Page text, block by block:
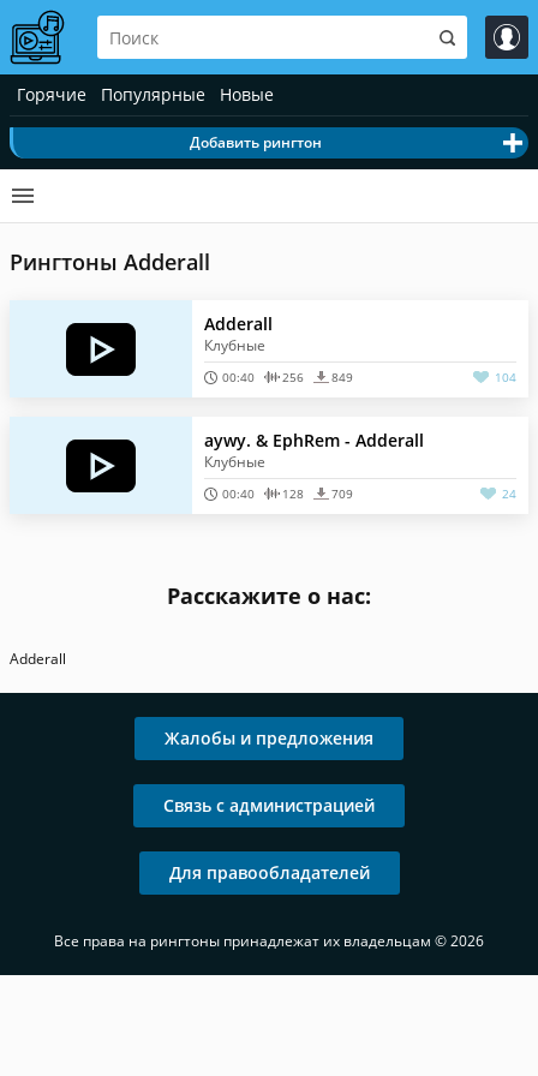
Горячие Популярные Новые
Добавить рингтон
Рингтоны Adderall
Adderall
Клубные
00:40 256 849 104
aywy. & EphRem - Adderall
Клубные
00:40 128 709 24
Расскажите о нас:
Adderall
Жалобы и предложения
Связь с администрацией
Для правообладателей
Все права на рингтоны принадлежат их владельцам © 2026